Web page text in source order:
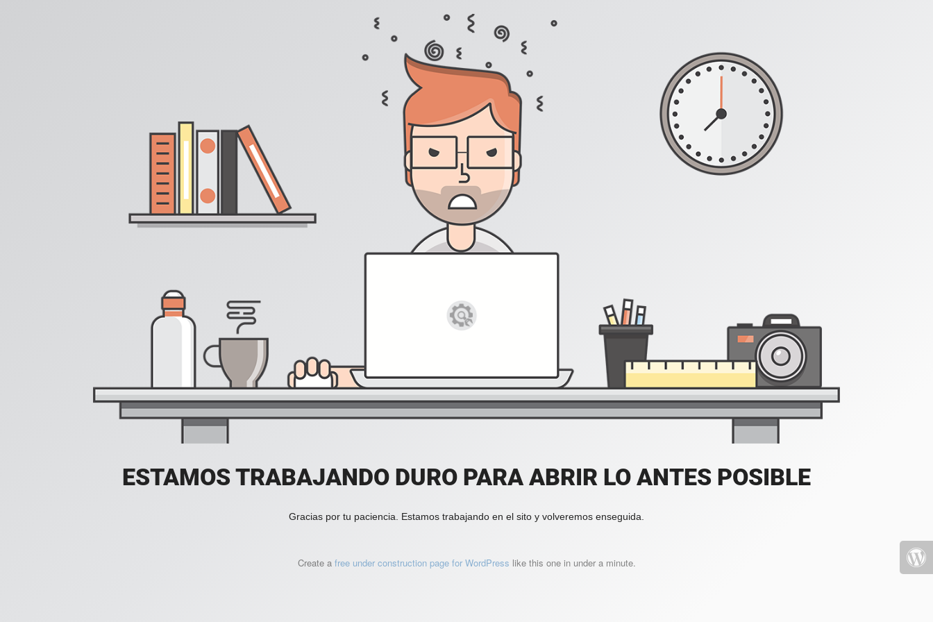
ESTAMOS TRABAJANDO DURO PARA ABRIR LO ANTES POSIBLE
Gracias por tu paciencia. Estamos trabajando en el sito y volveremos enseguida.
Create a free under construction page for WordPress like this one in under a minute.